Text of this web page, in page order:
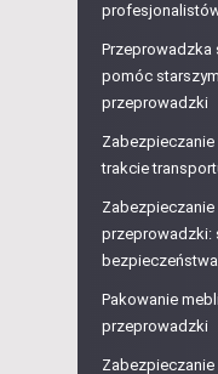
Przeprowadzka
pomóc
przeprowadzki
trakcie
przeprowadzki:
bezpieczeństwa
Pakowanie
przeprowadzki